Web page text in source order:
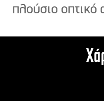
πλούσιο οπτικό